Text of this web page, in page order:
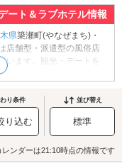
ート＆ラブホテル情報
県簗瀬町(やなぜまち)・
店舗型・派遣型の風俗店
います。観光・デートを
将が信仰を寄せた「
子や水餃子をモチーフに
？参拝を済ませたら「
は氏族・宇都宮家が平安
城の一部が復元されてい
料を公開しています。園
り条件
り込む
並び替え
標準
ンダーは21:10時点の情報です